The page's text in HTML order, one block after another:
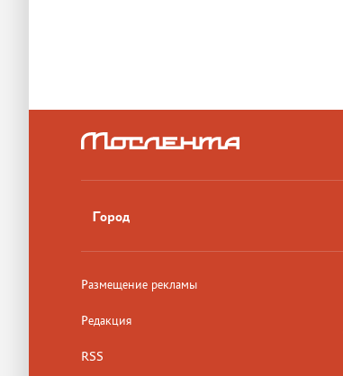
Город
Размещение рекламы
Редакция
RSS